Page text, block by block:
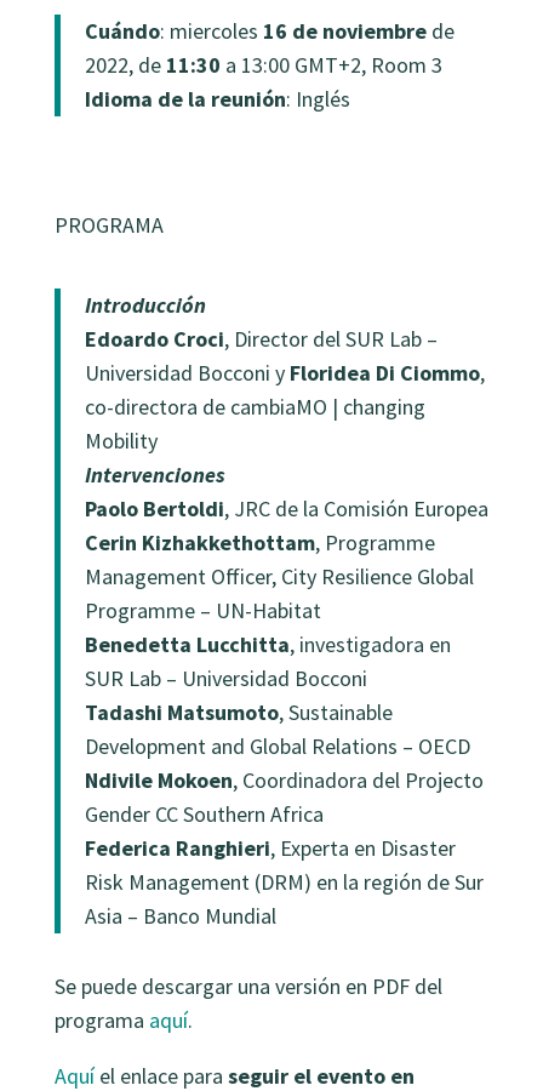
Cuándo: miercoles 16 de noviembrede
2022, de 11:30 a 13:00 GMT+2, Room 3
Idioma de la reunión: Inglés
PROGRAMA
Introducción
Edoardo Croci, Director del SUR Lab –
Universidad Bocconi y Floridea Di Ciommo,
co-directora de cambiaMO | changing
Mobility
Intervenciones
Paolo Bertoldi, JRC de la Comisión Europea
Cerin Kizhakkethottam, Programme
Management Officer, City Resilience Global
Programme – UN-Habitat
Benedetta Lucchitta, investigadora en
SUR Lab – Universidad Bocconi
Tadashi Matsumoto, Sustainable
Development and Global Relations – OECD
Ndivile Mokoen, Coordinadora del Projecto
Gender CC Southern Africa
Federica Ranghieri, Experta en Disaster
Risk Management (DRM) en la región de Sur
Asia – Banco Mundial
Se puede descargar una versión en PDF del
programa aquí.
Aquíel enlace para seguir el evento en